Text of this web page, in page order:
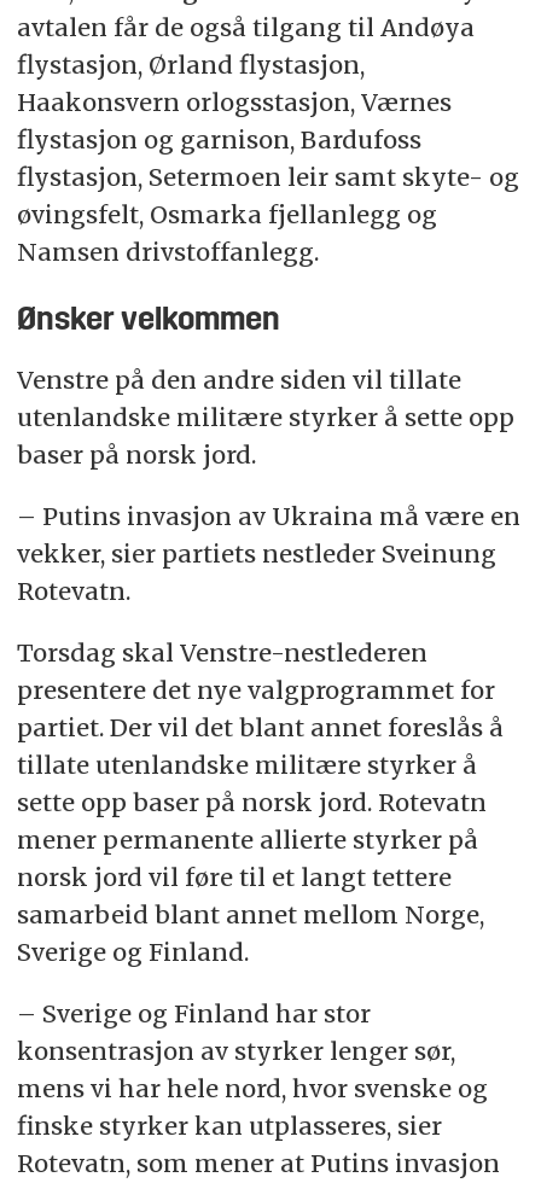
avtalen får de også tilgang til Andøya
flystasjon, Ørland flystasjon,
Haakonsvern orlogsstasjon, Værnes
flystasjon og garnison, Bardufoss
flystasjon, Setermoen leir samt skyte- og
øvingsfelt, Osmarka fjellanlegg og
Namsen drivstoffanlegg.
Ønsker velkommen
Venstre på den andre siden vil tillate
utenlandske militære styrker å sette opp
baser på norsk jord.
– Putins invasjon av Ukraina må være en
vekker, sier partiets nestleder Sveinung
Rotevatn.
Torsdag skal Venstre-nestlederen
presentere det nye valgprogrammet for
partiet. Der vil det blant annet foreslås å
tillate utenlandske militære styrker å
sette opp baser på norsk jord. Rotevatn
mener permanente allierte styrker på
norsk jord vil føre til et langt tettere
samarbeid blant annet mellom Norge,
Sverige og Finland.
– Sverige og Finland har stor
konsentrasjon av styrker lenger sør,
mens vi har hele nord, hvor svenske og
finske styrker kan utplasseres, sier
Rotevatn, som mener at Putins invasjon